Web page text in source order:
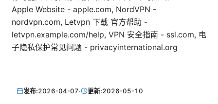
Apple Website - apple.com, NordVPN -
nordvpn.com, Letvpn 下载 官方帮助 -
letvpn.example.com/help, VPN 安全指南 - ssl.com, 电
子隐私保护常见问题 - privacyinternational.org
发布:2026-04-07· 更新:2026-05-10